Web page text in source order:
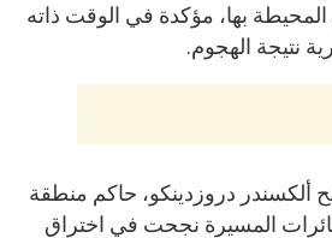
بها، مؤكدة في الوقت ذاته
نتيجة الهجوم.
ألكسندر دروزدينكو، حاكم منطقة
المسيرة نجحت في اختراق